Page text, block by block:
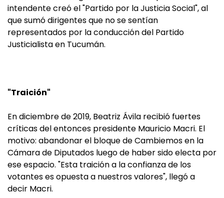
intendente creó el "Partido por la Justicia Social", al
que sumó dirigentes que no se sentían
representados por la conducción del Partido
Justicialista en Tucumán.
"Traición"
En diciembre de 2019, Beatriz Ávila recibió fuertes
críticas del entonces presidente Mauricio Macri. El
motivo: abandonar el bloque de Cambiemos en la
Cámara de Diputados luego de haber sido electa por
ese espacio. "Esta traición a la confianza de los
votantes es opuesta a nuestros valores", llegó a
decir Macri.